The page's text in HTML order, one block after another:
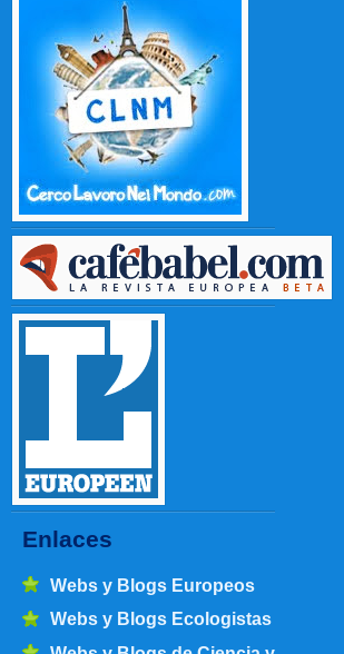
Enlaces
Webs y Blogs Europeos
Webs y Blogs Ecologistas